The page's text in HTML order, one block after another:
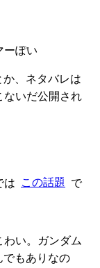
ーぽい
、ネタバレは
ないだ公開され
は この話題 で
い。ガンダム
もありなの